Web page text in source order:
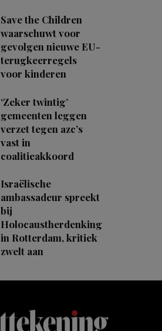
Save the Children
waarschuwt voor
gevolgen nieuwe EU-
terugkeerregels
voor kinderen
‘Zeker twintig’
gemeenten leggen
verzet tegen azc’s
vast in
coalitieakkoord
Israëlische
ambassadeur spreekt
bij
Holocaustherdenking
in Rotterdam, kritiek
zwelt aan